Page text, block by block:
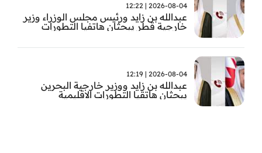
2026-08-04 | 12:22
عبدالله بن زايد ورئيس مجلس الوزراء وزير
خارجية قطر يبحثان هاتفيا التطورات
2026-08-04 | 12:19
عبدالله بن زايد ووزير خارجية البحرين
يبحثان هاتقيا التطورات الاقليمية